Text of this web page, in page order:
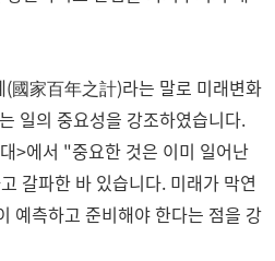
國家百年之計)라는 말로 미래변화
일의 중요성을 강조하였습니다.
>에서 "중요한 것은 이미 일어난
갈파한 바 있습니다. 미래가 막연
예측하고 준비해야 한다는 점을 강